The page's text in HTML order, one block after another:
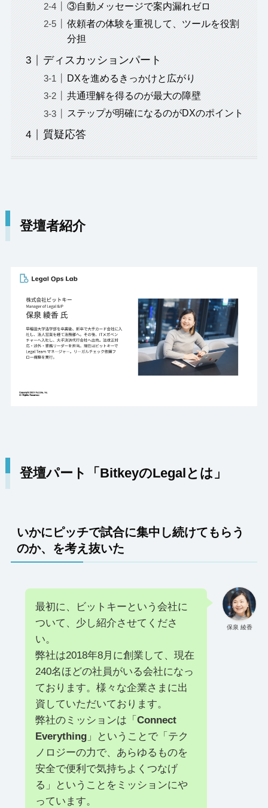
③自動メッセージで案内漏れゼロ
依頼者の体験を重視して、ツールを役割
分担
ディスカッションパート
DXを進めるきっかけと広がり
共通理解を得るのが最大の障壁
ステップが明確になるのがDXのポイント
質疑応答
登壇者紹介
登壇パート「BitkeyのLegalとは」
いかにピッチで試合に集中し続けてもらう
のか、を考え抜いた
保泉 綾香
最初に、ビットキーという会社に
ついて、少し紹介させてくださ
い。
弊社は2018年8月に創業して、現在
240名ほどの社員がいる会社になっ
ております。様々な企業さまに出
資していただいております。
弊社のミッションは「 Connect
Everything」ということで「テク
ノロジーの力で、あらゆるものを
安全で便利で気持ちよくつなげ
る」ということをミッションにや
っています。